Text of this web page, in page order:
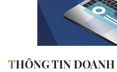
THÔNG TIN